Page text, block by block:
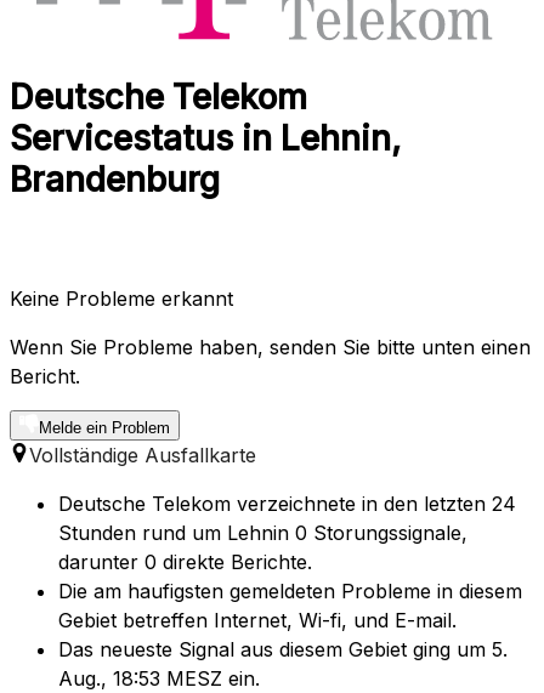
Deutsche Telekom
Servicestatus in Lehnin,
Brandenburg
Keine Probleme erkannt
Wenn Sie Probleme haben, senden Sie bitte unten einen
Bericht.
Melde ein Problem
Vollständige Ausfallkarte
Deutsche Telekom verzeichnete in den letzten 24
Stunden rund um Lehnin 0 Storungssignale,
darunter 0 direkte Berichte.
Die am haufigsten gemeldeten Probleme in diesem
Gebiet betreffen Internet, Wi-fi, und E-mail.
Das neueste Signal aus diesem Gebiet ging um 5.
Aug., 18:53 MESZ ein.